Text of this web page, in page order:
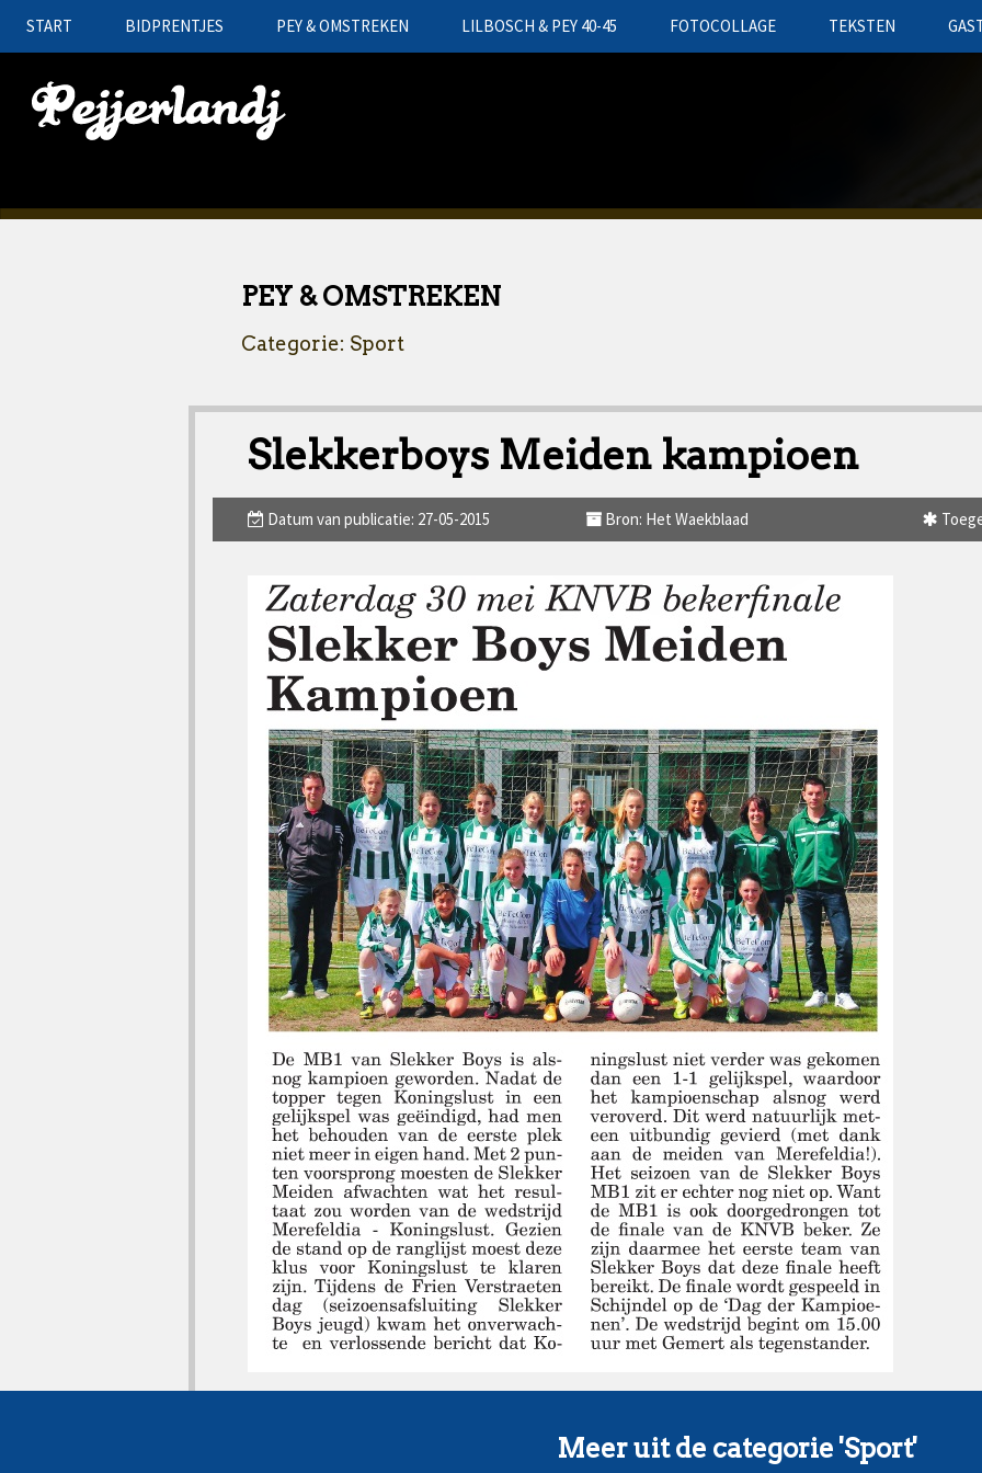
START BIDPRENTJES PEY & OMSTREKEN LILBOSCH & PEY 40-45 FOTOCOLLAGE TEKSTEN
PEY & OMSTREKEN
Categorie: Sport
Slekkerboys Meiden kampioen
Datum van publicatie: 27-05-2015 Bron: Het Waekblaad
Meer uit de categorie 'Sport'